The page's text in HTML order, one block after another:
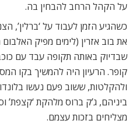
על הקהל הרחב להבחין בה.
כשהגיע הזמן לעבוד על ‘ברלין’,
את בוב אזרין (לימים מפיק
שבדיוק באותה תקופה עבד עם
קופר. הרעיון היה להמשיך בקו
ולהקלטות, ששוב פעם נעשו
ביניהם, ג’ק ברוס מלהקת ‘קצפת’
מצליחים בזכות עצמם.